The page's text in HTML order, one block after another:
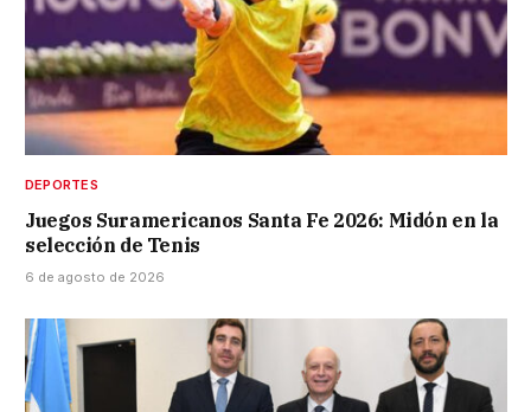
DEPORTES
Juegos Suramericanos Santa Fe 2026: Midón en la
selección de Tenis
6 de agosto de 2026